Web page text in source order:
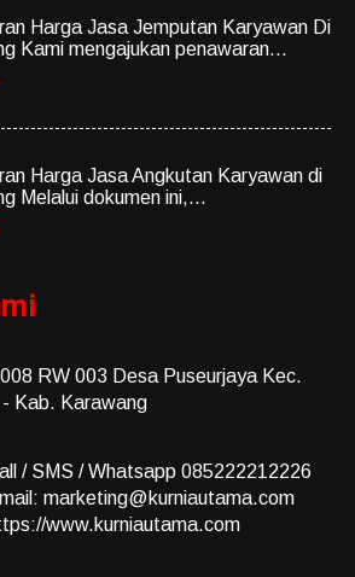
Harga Jasa Jemputan Karyawan Di
Kami mengajukan penawaran...
Harga Jasa Angkutan Karyawan di
Melalui dokumen ini,...
RW 003 Desa Puseurjaya Kec.
- Kab. Karawang
/ SMS / Whatsapp 085222212226
marketing@kurniautama.com
www.kurniautama.com